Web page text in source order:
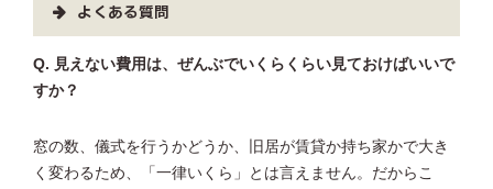
よくある質問
Q. 見えない費用は、ぜんぶでいくらくらい見ておけばいいで
すか？
窓の数、儀式を行うかどうか、旧居が賃貸か持ち家かで大き
く変わるため、「一律いくら」とは言えません。だからこ